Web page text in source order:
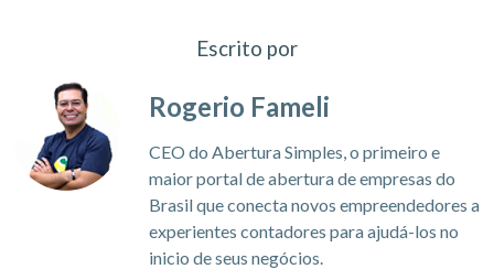
Escrito por
Rogerio Fameli
CEO do Abertura Simples, o primeiro e
maior portal de abertura de empresas do
Brasil que conecta novos empreendedores a
experientes contadores para ajudá-los no
inicio de seus negócios.